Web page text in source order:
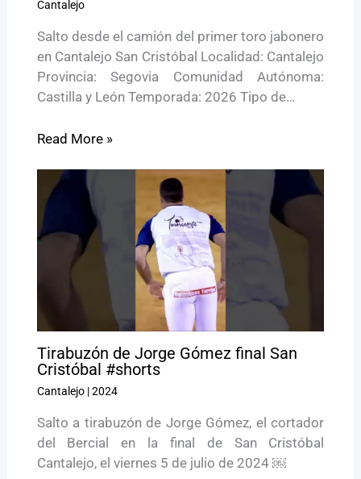
Cantalejo
Salto desde el camión del primer toro jabonero
en Cantalejo San Cristóbal Localidad: Cantalejo
Provincia: Segovia Comunidad Autónoma:
Castilla y León Temporada: 2026 Tipo de…
Read More »
Tirabuzón de Jorge Gómez final San
Cristóbal #shorts
Cantalejo|2024
Salto a tirabuzón de Jorge Gómez, el cortador
del Bercial en la final de San Cristóbal
Cantalejo, el viernes 5 de julio de 2024 ￼